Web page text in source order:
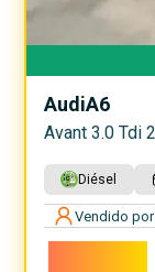
AudiA6
Avant 3.0 Tdi
Diésel
Vendido